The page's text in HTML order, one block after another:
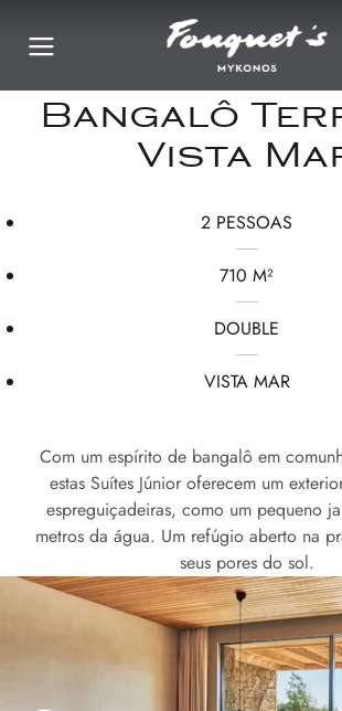
Bangalô
Vista
2 PESSOAS
710 M²
DOUBLE
VISTA MAR
Com um espírito de bangalô em
estas Suítes Júnior oferecem um
espreguiçadeiras, como um pequeno
metros da água. Um refúgio aberto na
seus pores do sol.